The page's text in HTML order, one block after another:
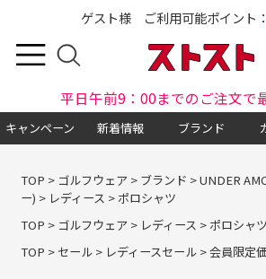
ゲスト様 ご利用可能ポイント：
平日午前9：00までのご注文で
キャンペーン 新着情報 ブランド
TOP > ゴルフウェア > ブランド >UNDER
ー) > レディース > ポロシャツ
TOP > ゴルフウェア > レディース > ポロシャツ
TOP > セール> レディースセール>会員限定